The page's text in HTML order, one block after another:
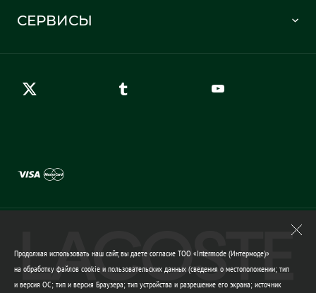
Правила возврата
Карта сайта
СЕРВИСЫ
Продолжая использовать наш сайт, вы даете согласие ТОО «Intermode (Интермоде)»
на обработку файлов cookie и пользовательских данных (сведения о местоположении; тип
и версия ОС; тип и версия Браузера; тип устройства и разрешение его экрана; источник